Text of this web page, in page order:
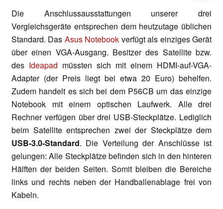
Die Anschlussausstattungen unserer drei
Vergleichsgeräte entsprechen dem heutzutage üblichen
Standard. Das Asus Notebook verfügt als einziges Gerät
über einen VGA-Ausgang. Besitzer des Satellite bzw.
des Ideapad müssten sich mit einem HDMI-auf-VGA-
Adapter (der Preis liegt bei etwa 20 Euro) behelfen.
Zudem handelt es sich bei dem P56CB um das einzige
Notebook mit einem optischen Laufwerk. Alle drei
Rechner verfügen über drei USB-Steckplätze. Lediglich
beim Satellite entsprechen zwei der Steckplätze dem
USB-3.0-Standard. Die Verteilung der Anschlüsse ist
gelungen: Alle Steckplätze befinden sich in den hinteren
Hälften der beiden Seiten. Somit bleiben die Bereiche
links und rechts neben der Handballenablage frei von
Kabeln.